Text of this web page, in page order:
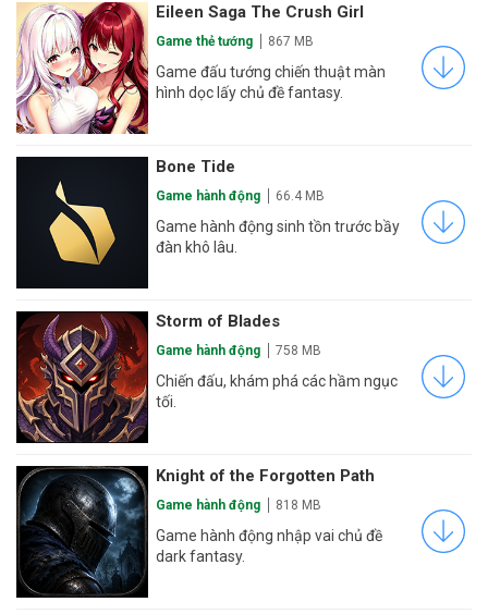
Eileen Saga The Crush Girl
Game thẻ tướng 867 MB
Game đấu tướng chiến thuật màn
hình dọc lấy chủ đề fantasy.
Bone Tide
Game hành động 66.4 MB
Game hành động sinh tồn trước bầy
đàn khô lâu.
Storm of Blades
Game hành động 758 MB
Chiến đấu, khám phá các hầm ngục
tối.
Knight of the Forgotten Path
Game hành động 818 MB
Game hành động nhập vai chủ đề
dark fantasy.